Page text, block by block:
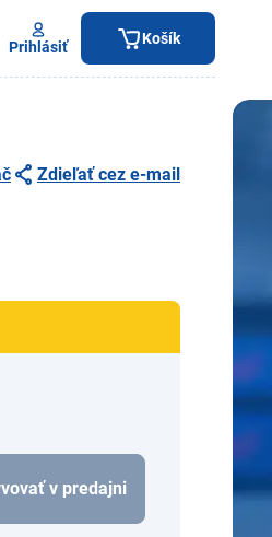
Prihlásiť Košík
Zdieľať cez e-mail
v predajni